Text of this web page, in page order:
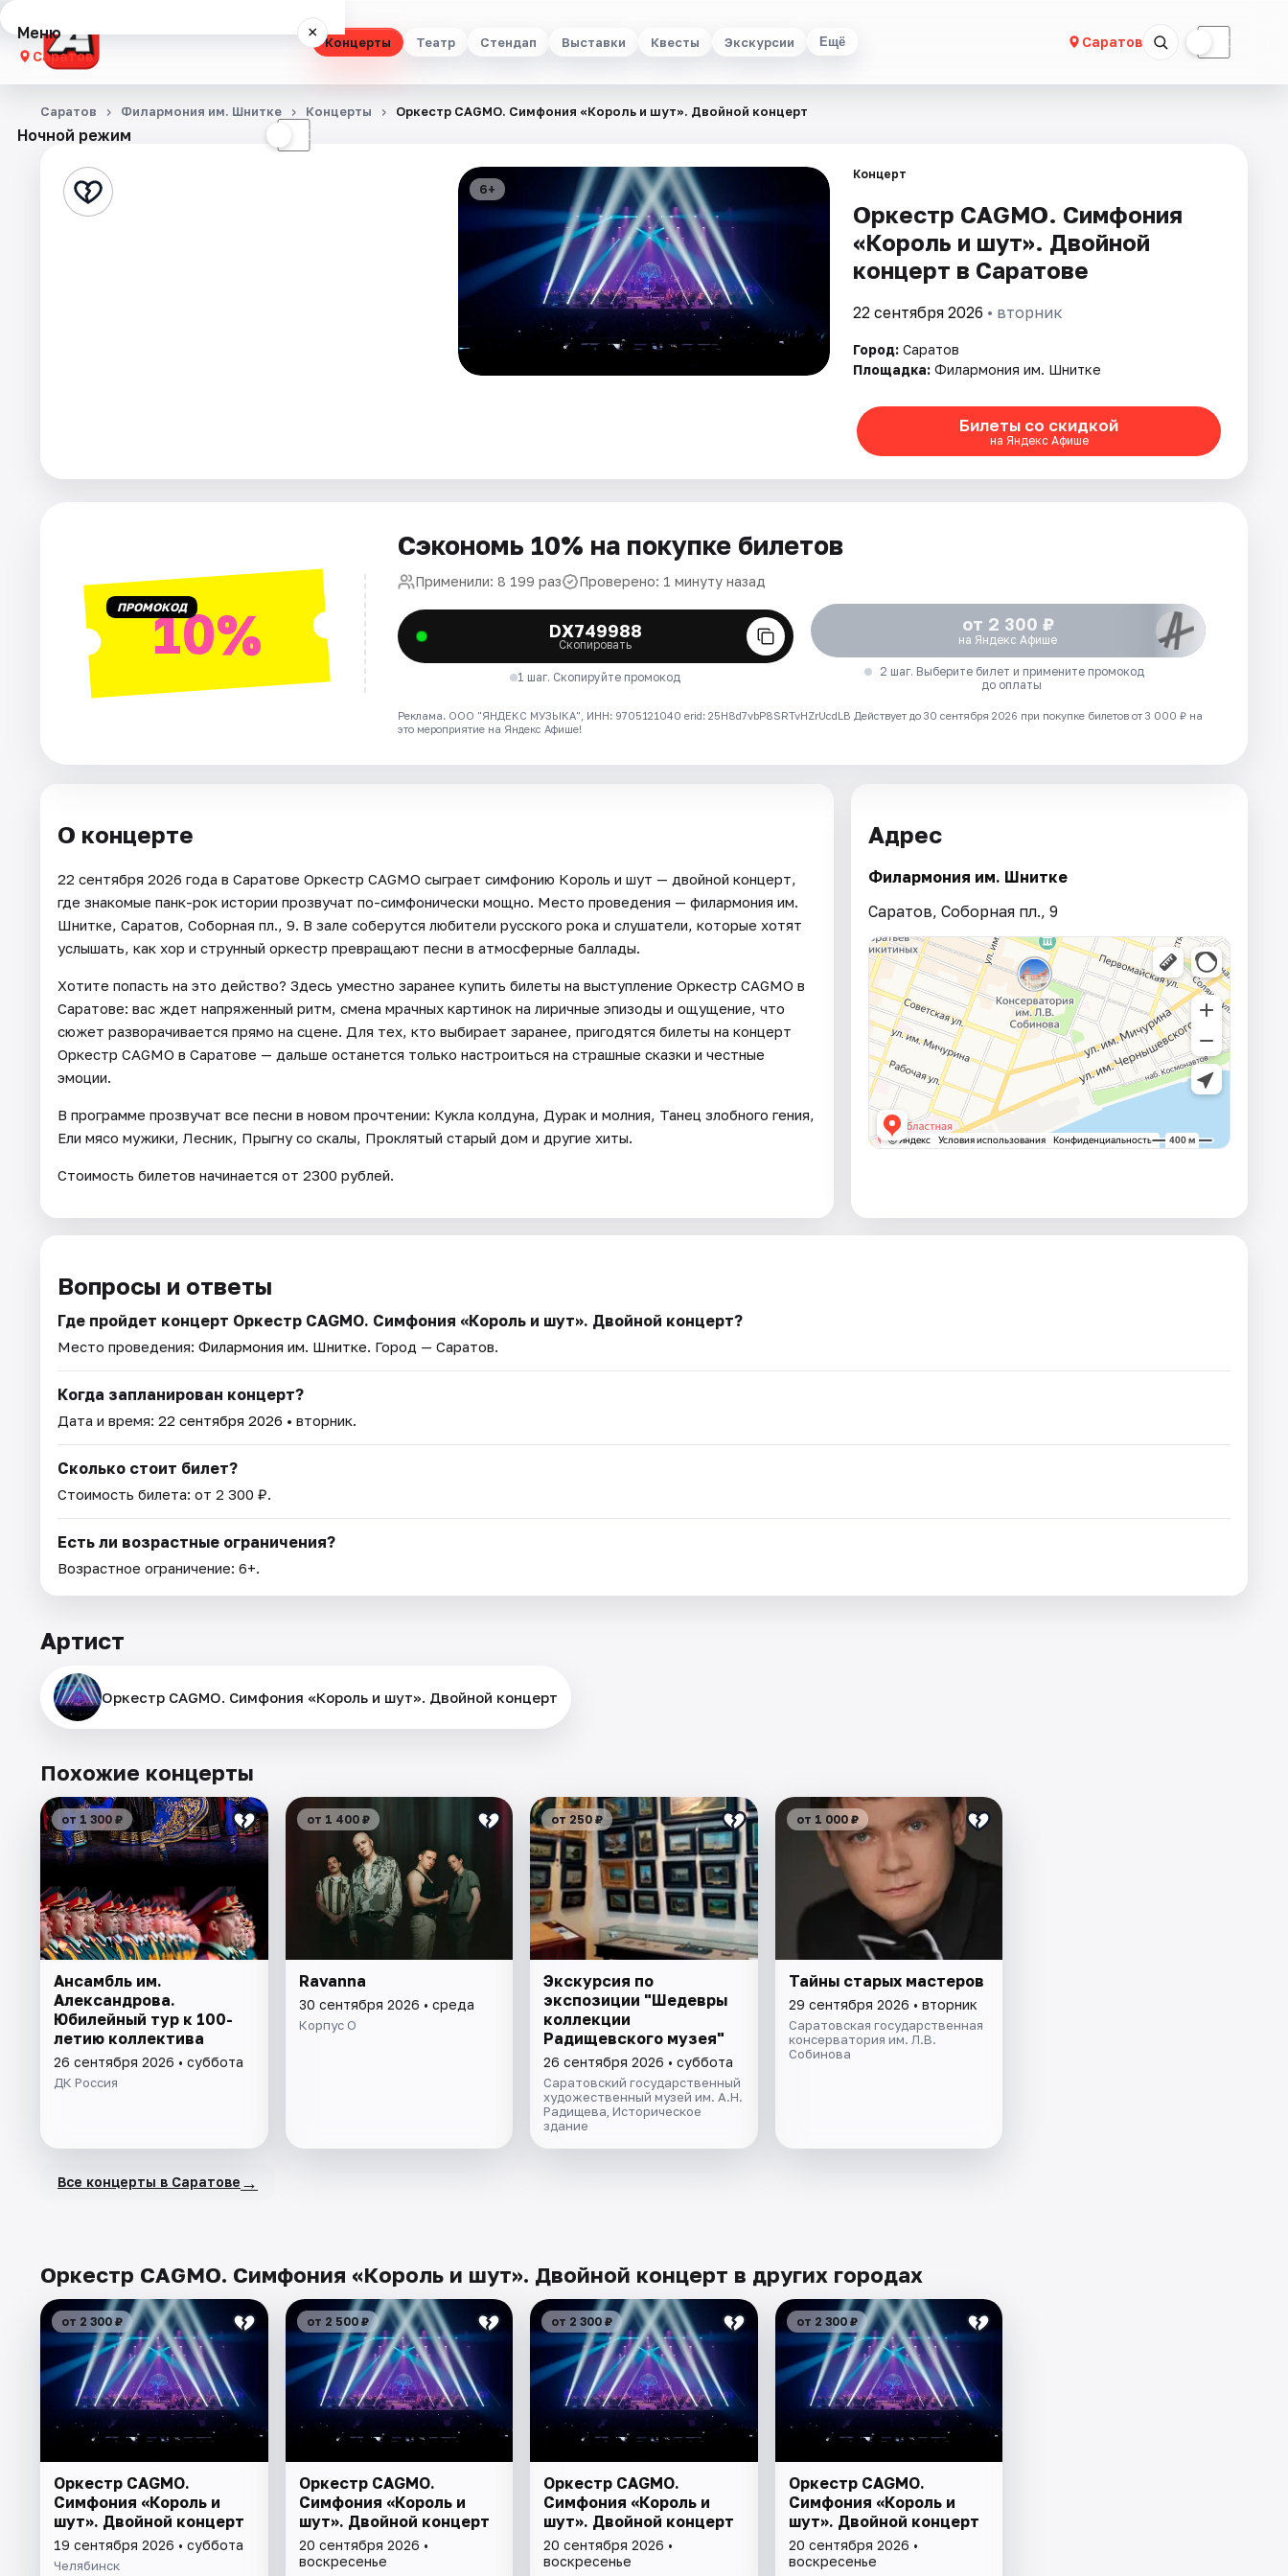
Концерты Театр Стендап Выставки Квесты Экскурсии Ещё Саратов ☾
Меню ×
Саратов
Концерты
Стендап
Площадки
Ночной режим ☾
Саратов Филармония им. Шнитке Концерты Оркестр CAGMO. Симфония «Король и шут». Двойной концерт
6+
Концерт
Оркестр CAGMO. Симфония
«Король и шут». Двойной
концерт в Саратове
22 сентября 2026 • вторник
Город: Саратов
Площадка: Филармония им. Шнитке
Билеты со скидкой
на Яндекс Афише
ПРОМОКОД10%
Сэкономь 10% на покупке билетов
Применили: 8 199 раз Проверено: 1 минуту назад
DX749988
Скопировать
1 шаг. Скопируйте промокод
от 2 300 ₽
на Яндекс Афише
2 шаг. Выберите билет и примените промокод
до оплаты
Реклама. ООО "ЯНДЕКС МУЗЫКА", ИНН: 9705121040 erid: 25H8d7vbP8SRTvHZrUcdLB Действует до 30 сентября 2026 при покупке билетов от 3 000 ₽ на
это мероприятие на Яндекс Афише!
О концерте
22 сентября 2026 года в Саратове Оркестр CAGMO сыграет симфонию Король и шут — двойной концерт,
где знакомые панк-рок истории прозвучат по-симфонически мощно. Место проведения — филармония им.
Шнитке, Саратов, Соборная пл., 9. В зале соберутся любители русского рока и слушатели, которые хотят
услышать, как хор и струнный оркестр превращают песни в атмосферные баллады.
Хотите попасть на это действо? Здесь уместно заранее купить билеты на выступление Оркестр CAGMO в
Саратове: вас ждет напряженный ритм, смена мрачных картинок на лиричные эпизоды и ощущение, что
сюжет разворачивается прямо на сцене. Для тех, кто выбирает заранее, пригодятся билеты на концерт
Оркестр CAGMO в Саратове — дальше останется только настроиться на страшные сказки и честные
эмоции.
В программе прозвучат все песни в новом прочтении: Кукла колдуна, Дурак и молния, Танец злобного гения,
Ели мясо мужики, Лесник, Прыгну со скалы, Проклятый старый дом и другие хиты.
Стоимость билетов начинается от 2300 рублей.
Адрес
Филармония им. Шнитке
Саратов, Соборная пл., 9
Вопросы и ответы
Где пройдет концерт Оркестр CAGMO. Симфония «Король и шут». Двойной концерт?
Место проведения: Филармония им. Шнитке. Город — Саратов.
Когда запланирован концерт?
Дата и время: 22 сентября 2026 • вторник.
Сколько стоит билет?
Стоимость билета: от 2 300 ₽.
Есть ли возрастные ограничения?
Возрастное ограничение: 6+.
Артист
Оркестр CAGMO. Симфония «Король и шут». Двойной концерт
Похожие концерты
от 1 300 ₽
Ансамбль им.
Александрова.
Юбилейный тур к 100-
летию коллектива
26 сентября 2026 • суббота
ДК Россия
от 1 400 ₽
Ravanna
30 сентября 2026 • среда
Корпус О
от 250 ₽
Экскурсия по
экспозиции "Шедевры
коллекции
Радищевского музея"
26 сентября 2026 • суббота
Саратовский государственный
художественный музей им. А.Н.
Радищева, Историческое
здание
от 1 000 ₽
Тайны старых мастеров
29 сентября 2026 • вторник
Саратовская государственная
консерватория им. Л.В.
Собинова
Все концерты в Саратове →
Оркестр CAGMO. Симфония «Король и шут». Двойной концерт в других городах
от 2 300 ₽
Оркестр CAGMO.
Симфония «Король и
шут». Двойной концерт
19 сентября 2026 • суббота
Челябинск
от 2 500 ₽
Оркестр CAGMO.
Симфония «Король и
шут». Двойной концерт
20 сентября 2026 •
воскресенье
от 2 300 ₽
Оркестр CAGMO.
Симфония «Король и
шут». Двойной концерт
20 сентября 2026 •
воскресенье
от 2 300 ₽
Оркестр CAGMO.
Симфония «Король и
шут». Двойной концерт
20 сентября 2026 •
воскресенье